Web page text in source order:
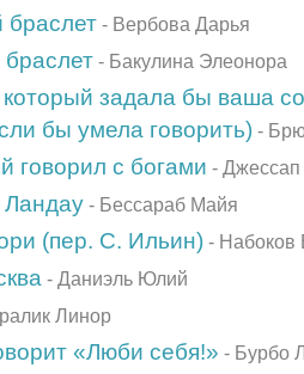
браслет - Вербова Дарья
- Бакулина Элеонора
задала бы ваша
бы умела говорить) -
говорил с богами -
Ландау - Бессараб Майя
(пер. С. Ильин) - Набоков
- Даниэль Юлий
Линор
«Люби себя!» - Бурбо